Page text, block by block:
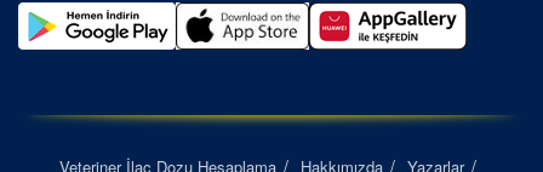
Veteriner İlaç Dozu Hesaplama Hakkımızda Yazarlar